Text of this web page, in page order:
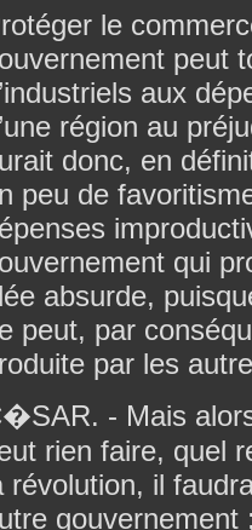
le
peut
aux
région au
donc, en
peu de
qui
absurde,
peut, par
par les
- Mais
rien faire, quel
révolution, il